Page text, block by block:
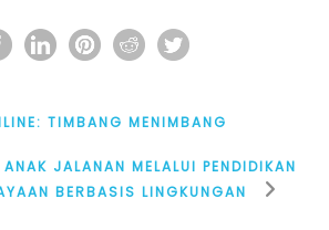
TIMBANG MENIMBANG
JALANAN MELALUI PENDIDIKAN
BERBASIS LINGKUNGAN